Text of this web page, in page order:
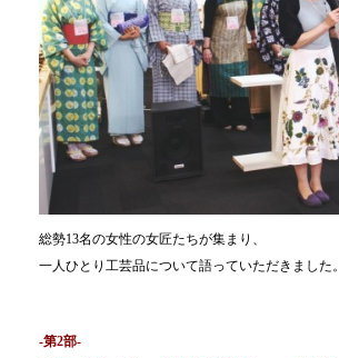
総勢13名の女性の女匠たちが集まり、
一人ひとり工芸品について語っていただきました。
-第2部-